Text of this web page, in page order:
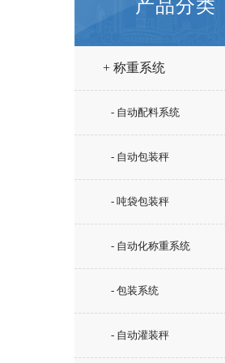
产品分类
+ 称重系统
- 自动配料系统
- 自动包装秤
- 吨袋包装秤
- 自动化称重系统
- 包装系统
- 自动灌装秤